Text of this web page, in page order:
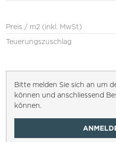
Preis / m2 (inkl. MwSt)
Teuerungszuschlag
Bitte melden Sie sich an um
können und anschliessend
können.